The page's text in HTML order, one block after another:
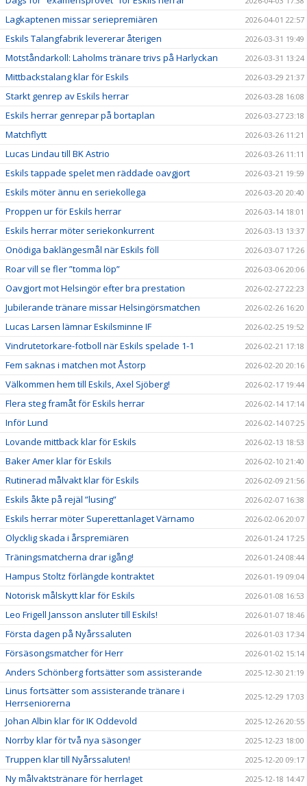
Lagkaptenen missar seriepremiären 2026-04-01 22:57
Eskils Talangfabrik levererar återigen 2026-03-31 19:49
Motståndarkoll: Laholms tränare trivs på Harlyckan 2026-03-31 13:24
Mittbackstalang klar för Eskils 2026-03-29 21:37
Starkt genrep av Eskils herrar 2026-03-28 16:08
Eskils herrar genrepar på bortaplan 2026-03-27 23:18
Matchflytt 2026-03-26 11:21
Lucas Lindau till BK Astrio 2026-03-26 11:11
Eskils tappade spelet men räddade oavgjort 2026-03-21 19:59
Eskils möter ännu en seriekollega 2026-03-20 20:40
Proppen ur för Eskils herrar 2026-03-14 18:01
Eskils herrar möter seriekonkurrent 2026-03-13 13:37
Onödiga baklängesmål när Eskils föll 2026-03-07 17:26
Roar vill se fler ”tomma löp” 2026-03-06 20:06
Oavgjort mot Helsingör efter bra prestation 2026-02-27 22:23
Jubilerande tränare missar Helsingörsmatchen 2026-02-26 16:20
Lucas Larsen lämnar Eskilsminne IF 2026-02-25 19:52
Vindrutetorkare-fotboll när Eskils spelade 1-1 2026-02-21 17:18
Fem saknas i matchen mot Åstorp 2026-02-20 20:16
Välkommen hem till Eskils, Axel Sjöberg! 2026-02-17 19:44
Flera steg framåt för Eskils herrar 2026-02-14 17:14
Inför Lund 2026-02-14 07:25
Lovande mittback klar för Eskils 2026-02-13 18:53
Baker Amer klar för Eskils 2026-02-10 21:40
Rutinerad målvakt klar för Eskils 2026-02-09 21:56
Eskils åkte på rejäl ”lusing” 2026-02-07 16:38
Eskils herrar möter Superettanlaget Värnamo 2026-02-06 20:07
Olycklig skada i årspremiären 2026-01-24 17:25
Träningsmatcherna drar igång! 2026-01-24 08:44
Hampus Stoltz förlängde kontraktet 2026-01-19 09:04
Notorisk målskytt klar för Eskils 2026-01-08 16:53
Leo Frigell Jansson ansluter till Eskils! 2026-01-07 18:46
Första dagen på Nyårssaluten 2026-01-03 17:34
Försäsongsmatcher för Herr 2026-01-02 15:14
Anders Schönberg fortsätter som assisterande 2025-12-30 21:19
Linus fortsätter som assisterande tränare i
Herrseniorerna
2025-12-29 17:03
Johan Albin klar för IK Oddevold 2025-12-26 20:55
Norrby klar för två nya säsonger 2025-12-23 18:00
Truppen klar till Nyårssaluten! 2025-12-20 09:17
Ny målvaktstränare för herrlaget 2025-12-18 14:47